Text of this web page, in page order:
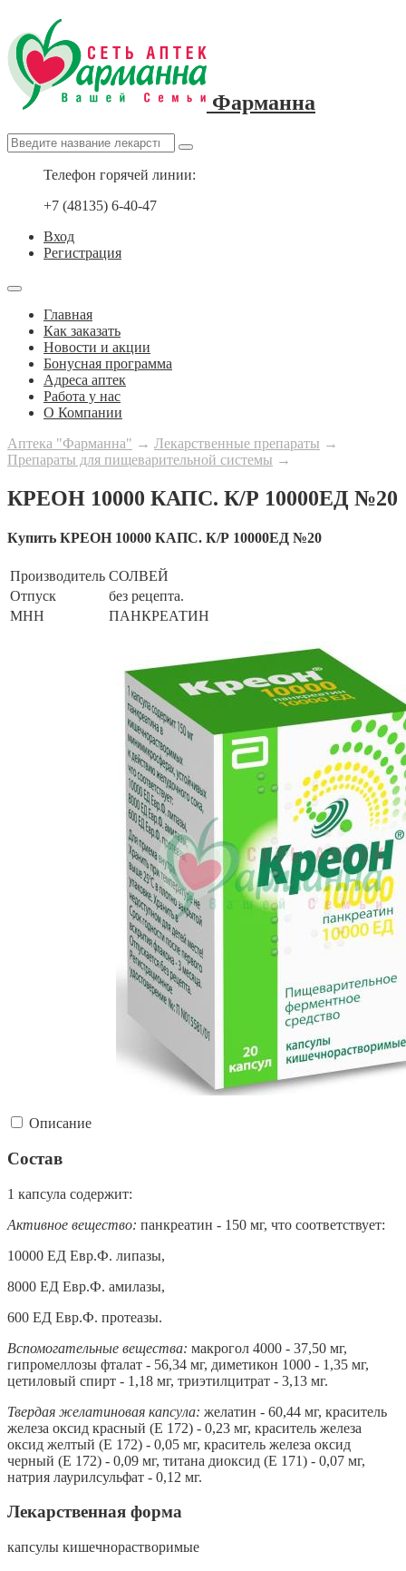
Фарманна
Телефон горячей линии:
+7 (48135) 6-40-47
Вход
Регистрация
Главная
Как заказать
Новости и акции
Бонусная программа
Адреса аптек
Работа у нас
О Компании
Аптека "Фарманна" → Лекарственные препараты →
Препараты для пищеварительной системы →
КРЕОН 10000 КАПС. К/Р 10000ЕД №20
Купить КРЕОН 10000 КАПС. К/Р 10000ЕД №20
Производитель СОЛВЕЙ
Отпуск
без рецепта.
МНН
ПАНКРЕАТИН
Описание
Состав
1 капсула содержит:
Активное вещество: панкреатин - 150 мг, что соответствует:
10000 ЕД Евр.Ф. липазы,
8000 ЕД Евр.Ф. амилазы,
600 ЕД Евр.Ф. протеазы.
Вспомогательные вещества: макрогол 4000 - 37,50 мг,
гипромеллозы фталат - 56,34 мг, диметикон 1000 - 1,35 мг,
цетиловый спирт - 1,18 мг, триэтилцитрат - 3,13 мг.
Твердая желатиновая капсула: желатин - 60,44 мг, краситель
железа оксид красный (Е 172) - 0,23 мг, краситель железа
оксид желтый (Е 172) - 0,05 мг, краситель железа оксид
черный (Е 172) - 0,09 мг, титана диоксид (Е 171) - 0,07 мг,
натрия лаурилсульфат - 0,12 мг.
Лекарственная форма
капсулы кишечнорастворимые